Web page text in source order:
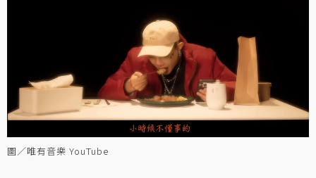
圖／唯有音樂 YouTube